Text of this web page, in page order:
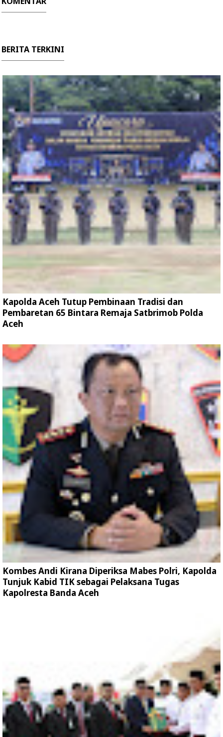
BERITA TERKINI
Kapolda Aceh Tutup Pembinaan Tradisi dan
Pembaretan 65 Bintara Remaja Satbrimob Polda
Aceh
Kombes Andi Kirana Diperiksa Mabes Polri, Kapolda
Tunjuk Kabid TIK sebagai Pelaksana Tugas
Kapolresta Banda Aceh